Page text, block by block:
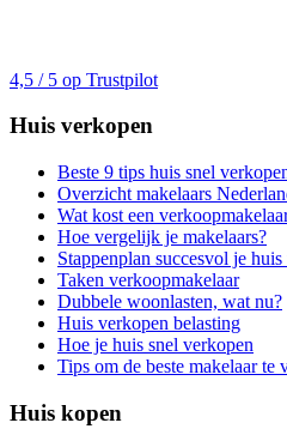
4,5 / 5 op Trustpilot
Huis verkopen
Beste 9 tips huis snel
Overzicht makelaars
Wat kost een
Hoe vergelijk je makelaars?
Stappenplan succesvol je
Taken verkoopmakelaar
Dubbele woonlasten, wat nu?
Huis verkopen belasting
Hoe je huis snel verkopen
Tips om de beste makelaar te
Huis kopen